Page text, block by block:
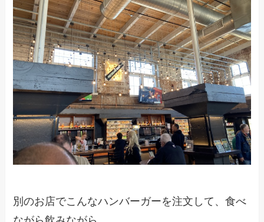
別のお店でこんなハンバーガーを注文して、食べ